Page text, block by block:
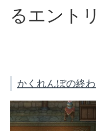
るエント
かくれんぼの終わ